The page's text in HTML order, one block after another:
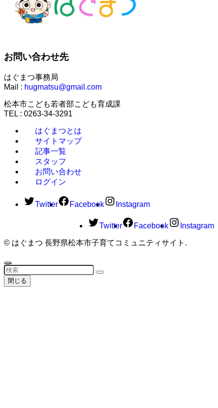
お問い合わせ先
はぐまつ事務局
Mail : hugmatsu@gmail.com
松本市こども若者部こども育成課
TEL : 0263-34-3291
はぐまつとは
サイトマップ
記事一覧
スタッフ
お問い合わせ
ログイン
Twitter Facebook Instagram
Twitter Facebook Instagram
© はぐまつ 長野県松本市子育てコミュニティサイト.
閉じる